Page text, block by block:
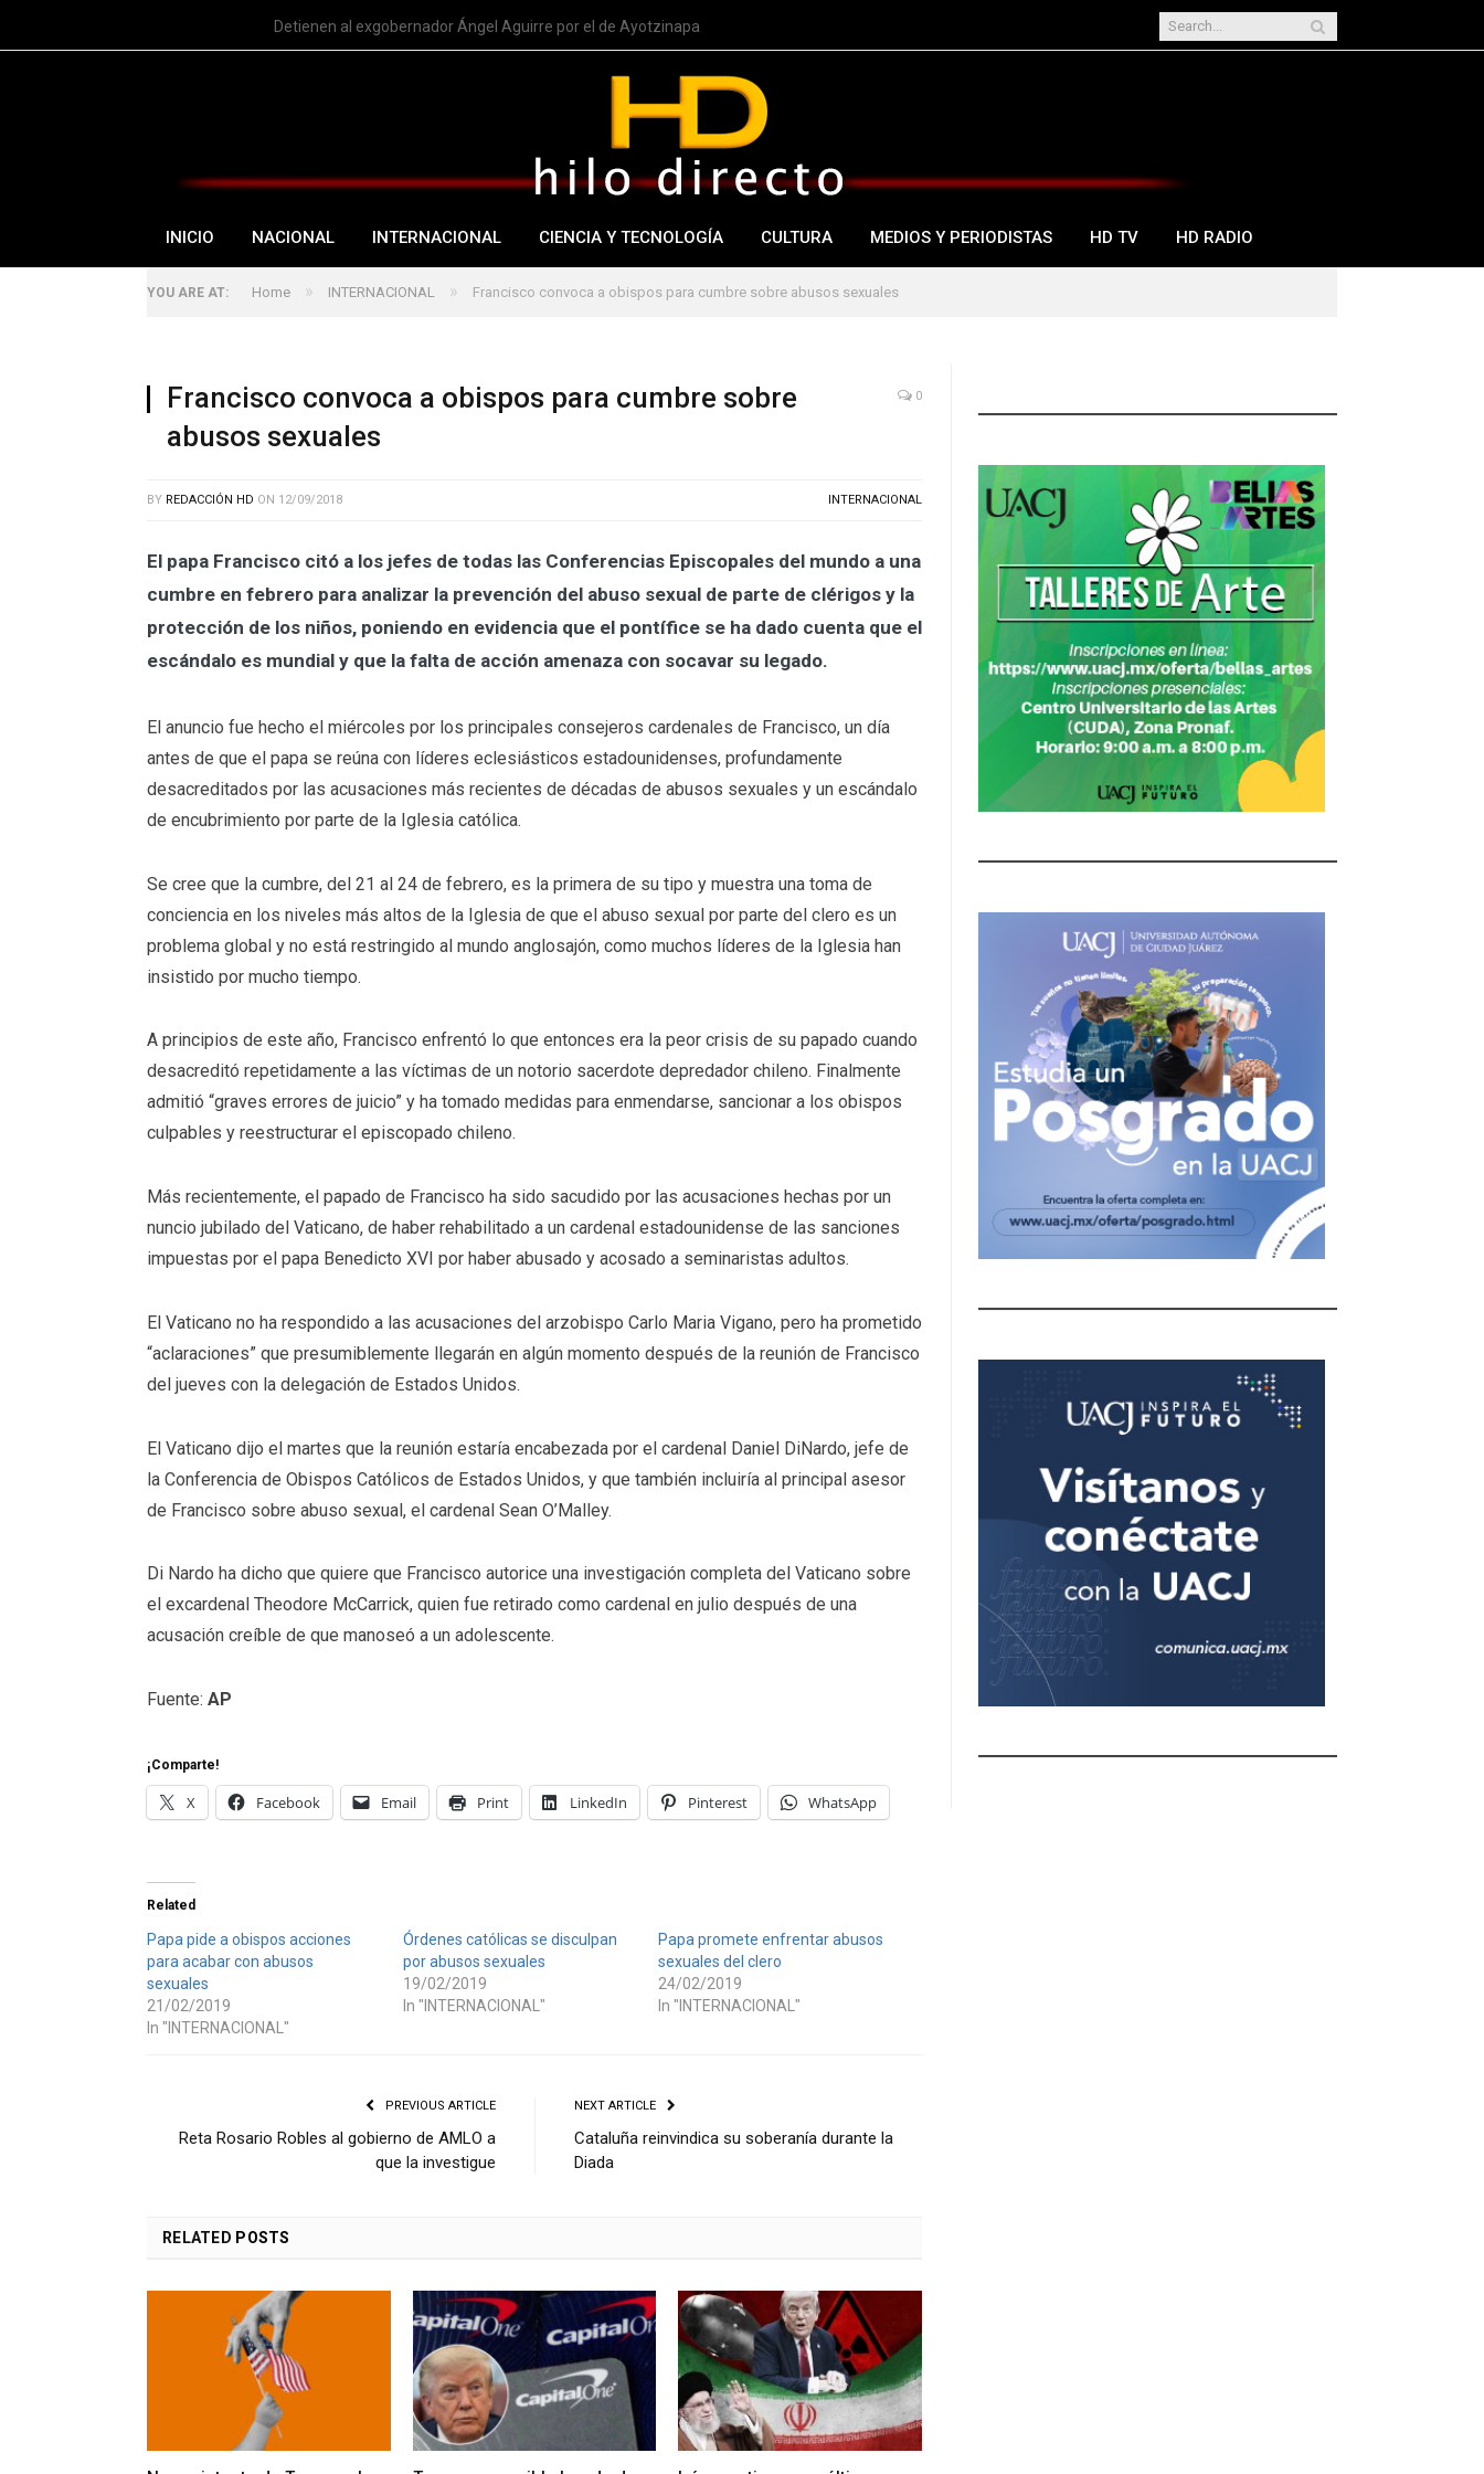
Detienen al exgobernador Ángel Aguirre por el de Ayotzinapa
INICIO NACIONAL INTERNACIONAL CIENCIA Y TECNOLOGÍA CULTURA MEDIOS Y PERIODISTAS HD TV HD RADIO
YOU ARE AT: Home » INTERNACIONAL » Francisco convoca a obispos para cumbre sobre abusos sexuales
Francisco convoca a obispos para cumbre sobre
abusos sexuales
0
BY REDACCIÓN HD ON 12/09/2018 INTERNACIONAL
El papa Francisco citó a los jefes de todas las Conferencias Episcopales del mundo a una
cumbre en febrero para analizar la prevención del abuso sexual de parte de clérigos y la
protección de los niños, poniendo en evidencia que el pontífice se ha dado cuenta que el
escándalo es mundial y que la falta de acción amenaza con socavar su legado.
El anuncio fue hecho el miércoles por los principales consejeros cardenales de Francisco, un día
antes de que el papa se reúna con líderes eclesiásticos estadounidenses, profundamente
desacreditados por las acusaciones más recientes de décadas de abusos sexuales y un escándalo
de encubrimiento por parte de la Iglesia católica.
Se cree que la cumbre, del 21 al 24 de febrero, es la primera de su tipo y muestra una toma de
conciencia en los niveles más altos de la Iglesia de que el abuso sexual por parte del clero es un
problema global y no está restringido al mundo anglosajón, como muchos líderes de la Iglesia han
insistido por mucho tiempo.
A principios de este año, Francisco enfrentó lo que entonces era la peor crisis de su papado cuando
desacreditó repetidamente a las víctimas de un notorio sacerdote depredador chileno. Finalmente
admitió “graves errores de juicio” y ha tomado medidas para enmendarse, sancionar a los obispos
culpables y reestructurar el episcopado chileno.
Más recientemente, el papado de Francisco ha sido sacudido por las acusaciones hechas por un
nuncio jubilado del Vaticano, de haber rehabilitado a un cardenal estadounidense de las sanciones
impuestas por el papa Benedicto XVI por haber abusado y acosado a seminaristas adultos.
El Vaticano no ha respondido a las acusaciones del arzobispo Carlo Maria Vigano, pero ha prometido
“aclaraciones” que presumiblemente llegarán en algún momento después de la reunión de Francisco
del jueves con la delegación de Estados Unidos.
El Vaticano dijo el martes que la reunión estaría encabezada por el cardenal Daniel DiNardo, jefe de
la Conferencia de Obispos Católicos de Estados Unidos, y que también incluiría al principal asesor
de Francisco sobre abuso sexual, el cardenal Sean O’Malley.
Di Nardo ha dicho que quiere que Francisco autorice una investigación completa del Vaticano sobre
el excardenal Theodore McCarrick, quien fue retirado como cardenal en julio después de una
acusación creíble de que manoseó a un adolescente.
Fuente: AP
¡Comparte!
X Facebook Email Print LinkedIn Pinterest WhatsApp
Related
Papa pide a obispos acciones
para acabar con abusos
sexuales
21/02/2019
In "INTERNACIONAL"
Órdenes católicas se disculpan
por abusos sexuales
19/02/2019
In "INTERNACIONAL"
Papa promete enfrentar abusos
sexuales del clero
24/02/2019
In "INTERNACIONAL"
PREVIOUS ARTICLE
Reta Rosario Robles al gobierno de AMLO a
que la investigue
NEXT ARTICLE
Cataluña reinvindica su soberanía durante la
Diada
RELATED POSTS